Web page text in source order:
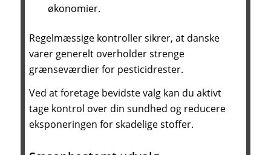
økonomier.
Regelmæssige kontroller sikrer, at danske
varer generelt overholder strenge
grænseværdier for pesticidrester.
Ved at foretage bevidste valg kan du aktivt
tage kontrol over din sundhed og reducere
eksponeringen for skadelige stoffer.